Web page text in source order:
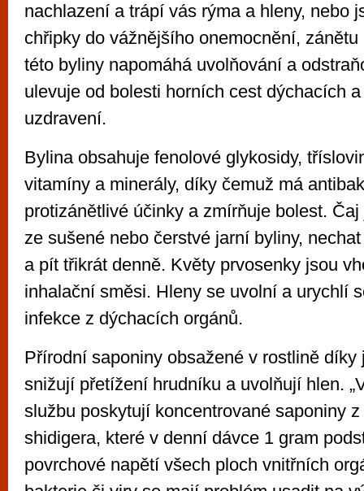
nachlazení a trápí vás rýma a hleny, nebo
chřipky do vážnějšího onemocnění,
této byliny napomáhá uvolňování a
ulevuje od bolesti horních cest dýchacích
uzdravení.
Bylina obsahuje fenolové glykosidy,
vitamíny a minerály, díky čemuž má
protizánětlivé účinky a zmírňuje bolest.
ze sušené nebo čerstvé jarní byliny,
a pít třikrát denně. Květy prvosenky jsou
inhalační směsi. Hleny se uvolní a urychlí
infekce z dýchacích orgánů.
Přírodní saponiny obsažené v rostlině díky
snižují přetížení hrudníku a uvolňují hlen.
službu poskytují koncentrované saponiny
shidigera, které v denní dávce 1 gram
povrchové napětí všech ploch vnitřních